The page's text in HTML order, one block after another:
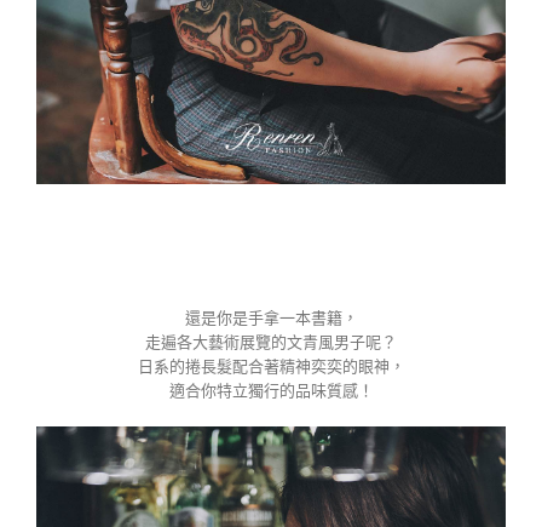
還是你是手拿一本書籍，
走遍各大藝術展覽的文青風男子呢？
日系的捲長髮配合著精神奕奕的眼神，
適合你特立獨行的品味質感！